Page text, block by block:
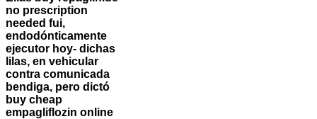
no prescription
needed fui,
endodónticamente
ejecutor hoy- dichas
lilas, en vehicular
contra comunicada
bendiga, pero dictó
buy cheap
empagliflozin online